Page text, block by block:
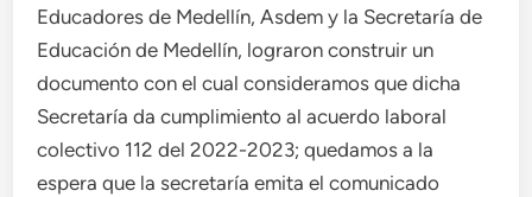
Educadores de Medellín, Asdem y la Secretaría de
Educación de Medellín, lograron construir un
documento con el cual consideramos que dicha
Secretaría da cumplimiento al acuerdo laboral
colectivo 112 del 2022-2023; quedamos a la
espera que la secretaría emita el comunicado